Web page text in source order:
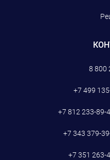
8 800
+7 499
+7 812 233-89-
+7 343 379-
+7 351 263-